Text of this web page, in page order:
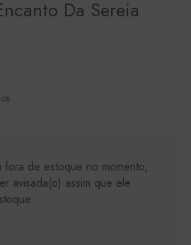
Da Sereia
fora de estoque no momento,
avisada(o) assim que ele